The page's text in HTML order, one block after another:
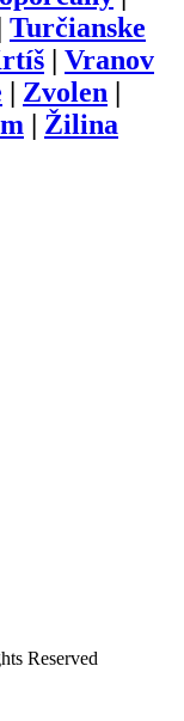
Turčianske
Vranov
Zvolen
Žilina
Reserved